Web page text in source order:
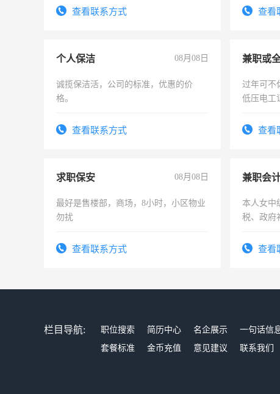
查看联系方式
勤快的四
查看
个人保洁 08月08日
诚揽保洁活，公司的标准，优惠的价
格。
查看联系方式
过年可不
低压电工
查看
求职保安 08月08日
最好是售楼部，商场，8小时，小区物业
勿扰
查看联系方式
兼职会
本人女中
税、政府
务，财务
查看
栏目导航: 职位搜索 简历中心 名企展示 一句话信
套餐标准
金币充值 意见建议 联系我们